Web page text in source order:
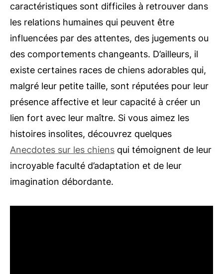
caractéristiques sont difficiles à retrouver dans
les relations humaines qui peuvent être
influencées par des attentes, des jugements ou
des comportements changeants. D’ailleurs, il
existe certaines races de chiens adorables qui,
malgré leur petite taille, sont réputées pour leur
présence affective et leur capacité à créer un
lien fort avec leur maître. Si vous aimez les
histoires insolites, découvrez quelques
Anecdotes sur les chiens qui témoignent de leur
incroyable faculté d’adaptation et de leur
imagination débordante.